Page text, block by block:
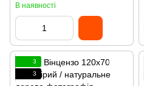
В наявності
3
3